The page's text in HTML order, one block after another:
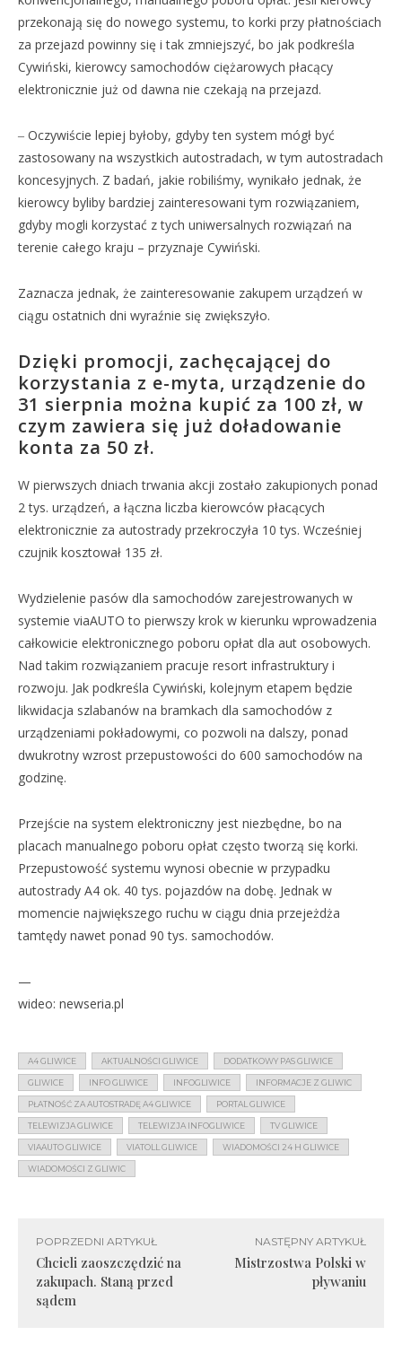
przekonają się do nowego systemu, to korki przy płatnościach
za przejazd powinny się i tak zmniejszyć, bo jak podkreśla
Cywiński, kierowcy samochodów ciężarowych płacący
elektronicznie już od dawna nie czekają na przejazd.
‒ Oczywiście lepiej byłoby, gdyby ten system mógł być
zastosowany na wszystkich autostradach, w tym autostradach
koncesyjnych. Z badań, jakie robiliśmy, wynikało jednak, że
kierowcy byliby bardziej zainteresowani tym rozwiązaniem,
gdyby mogli korzystać z tych uniwersalnych rozwiązań na
terenie całego kraju – przyznaje Cywiński.
Zaznacza jednak, że zainteresowanie zakupem urządzeń w
ciągu ostatnich dni wyraźnie się zwiększyło.
Dzięki promocji, zachęcającej do
korzystania z e-myta, urządzenie do
31 sierpnia można kupić za 100 zł, w
czym zawiera się już doładowanie
konta za 50 zł.
W pierwszych dniach trwania akcji zostało zakupionych ponad
2 tys. urządzeń, a łączna liczba kierowców płacących
elektronicznie za autostrady przekroczyła 10 tys. Wcześniej
czujnik kosztował 135 zł.
Wydzielenie pasów dla samochodów zarejestrowanych w
systemie viaAUTO to pierwszy krok w kierunku wprowadzenia
całkowicie elektronicznego poboru opłat dla aut osobowych.
Nad takim rozwiązaniem pracuje resort infrastruktury i
rozwoju. Jak podkreśla Cywiński, kolejnym etapem będzie
likwidacja szlabanów na bramkach dla samochodów z
urządzeniami pokładowymi, co pozwoli na dalszy, ponad
dwukrotny wzrost przepustowości do 600 samochodów na
godzinę.
Przejście na system elektroniczny jest niezbędne, bo na
placach manualnego poboru opłat często tworzą się korki.
Przepustowość systemu wynosi obecnie w przypadku
autostrady A4 ok. 40 tys. pojazdów na dobę. Jednak w
momencie największego ruchu w ciągu dnia przejeżdża
tamtędy nawet ponad 90 tys. samochodów.
—
wideo: newseria.pl
A4 GLIWICE AKTUALNOŚCI GLIWICE DODATKOWY PAS GLIWICE
GLIWICE INFO GLIWICE INFOGLIWICE INFORMACJE Z GLIWIC
PŁATNOŚĆ ZA AUTOSTRADĘ A4 GLIWICE PORTAL GLIWICE
TELEWIZJA GLIWICE TELEWIZJA INFOGLIWICE TV GLIWICE
VIAAUTO GLIWICE VIATOLL GLIWICE WIADOMOŚCI 24 H GLIWICE
WIADOMOŚCI Z GLIWIC
POPRZEDNI ARTYKUŁ
Chcieli zaoszczędzić na
zakupach. Staną przed
sądem
NASTĘPNY ARTYKUŁ
Mistrzostwa Polski w
pływaniu